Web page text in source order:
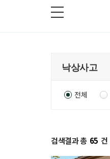
전체
검색결과 총 65 건